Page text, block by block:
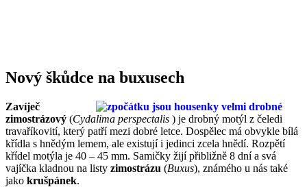
Nový škůdce na buxusech
Zavíječ
zimostrázový (Cydalima perspectalis ) je drobný motýl z čeledi
travaříkovití, který patří mezi dobré letce. Dospělec má obvykle bílá
křídla s hnědým lemem, ale existují i jedinci zcela hnědí. Rozpětí
křídel motýla je 40 – 45 mm. Samičky žijí přibližně 8 dní a svá
vajíčka kladnou na listy zimostrázu (Buxus), známého u nás také
jako krušpánek.